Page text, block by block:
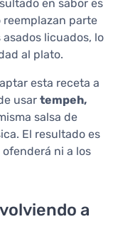
en sabor es
parte
licuados, lo
al plato.
esta receta a
usar tempeh,
salsa de
El resultado es
ni a los
a